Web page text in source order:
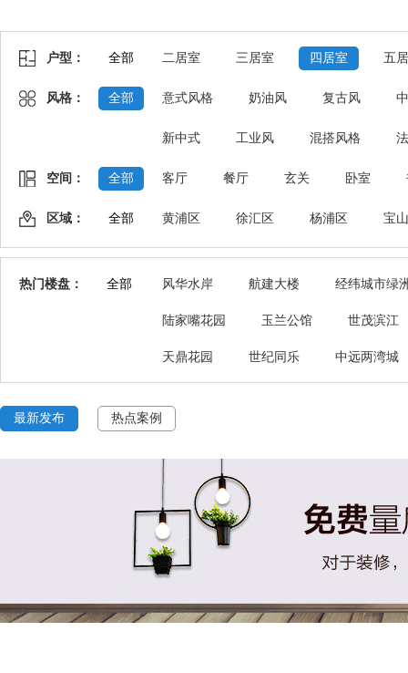
户型： 全部 二居室 三居室 四居室 五
风格： 全部 意式风格 奶油风 复古风
新中式 工业风 混搭风格
空间： 全部 客厅 餐厅 玄关 卧室
区域： 全部 黄浦区 徐汇区 杨浦区 宝
热门楼盘： 全部 风华水岸 航建大楼 经纬城市绿
陆家嘴花园 玉兰公馆 世茂滨江
天鼎花园 世纪同乐 中远两湾城
最新发布 热点案例